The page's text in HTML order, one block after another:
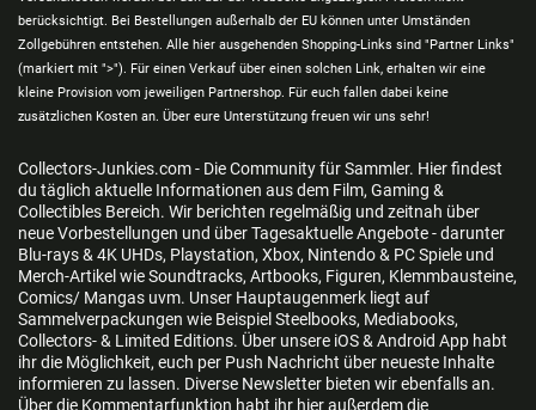
berücksichtigt. Bei Bestellungen außerhalb der EU können unter Umständen
Zollgebühren entstehen. Alle hier ausgehenden Shopping-Links sind "Partner Links"
(markiert mit ">"). Für einen Verkauf über einen solchen Link, erhalten wir eine
kleine Provision vom jeweiligen Partnershop. Für euch fallen dabei keine
zusätzlichen Kosten an. Über eure Unterstützung freuen wir uns sehr!
Collectors-Junkies.com - Die Community für Sammler. Hier findest
du täglich aktuelle Informationen aus dem Film, Gaming &
Collectibles Bereich. Wir berichten regelmäßig und zeitnah über
neue Vorbestellungen und über Tagesaktuelle Angebote - darunter
Blu-rays & 4K UHDs, Playstation, Xbox, Nintendo & PC Spiele und
Merch-Artikel wie Soundtracks, Artbooks, Figuren, Klemmbausteine,
Comics/ Mangas uvm. Unser Hauptaugenmerk liegt auf
Sammelverpackungen wie Beispiel Steelbooks, Mediabooks,
Collectors- & Limited Editions. Über unsere iOS & Android App habt
ihr die Möglichkeit, euch per Push Nachricht über neueste Inhalte
informieren zu lassen. Diverse Newsletter bieten wir ebenfalls an.
Über die Kommentarfunktion habt ihr hier außerdem die